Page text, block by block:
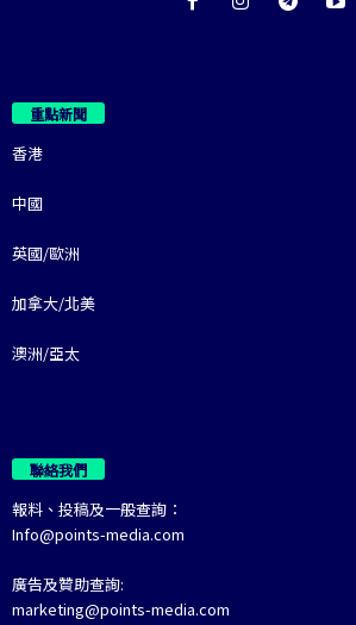
重點新聞
香港
中國
英國/歐洲
加拿大/北美
澳洲/亞太
聯絡我們
報料、投稿及一般查詢：
Info@points-media.com
廣告及贊助查詢:
marketing@points-media.com